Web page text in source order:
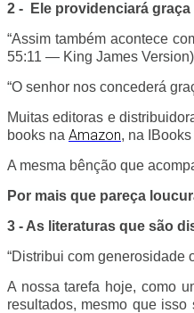
2 - Ele providenciará
“Assim também acontece
55:11 — King James
“O senhor nos concederá
Muitas editoras e
books na Amazon, na
A mesma bênção que
Por mais que pareça
3 - As literaturas que são
“Distribui com generosidade
A nossa tarefa hoje, como
resultados, mesmo que